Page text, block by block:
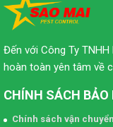
Đến với Công Ty
hoàn toàn yên tâm về
CHÍNH SÁCH
Chính sách vận chuyển